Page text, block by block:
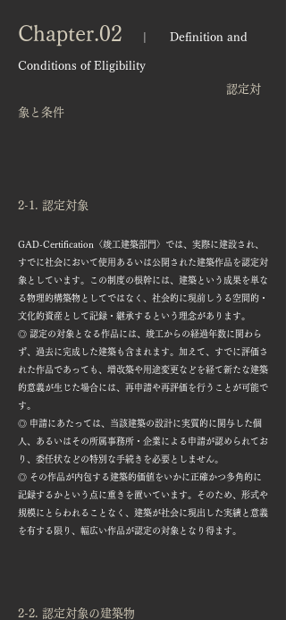
Chapter.02 | Definition and
Conditions of Eligibility
認定対
象と条件
2-1. 認定対象
GAD-Certification〈竣工建築部門〉では、実際に建設され、
すでに社会において使用あるいは公開された建築作品を認定対
象としています。この制度の根幹には、建築という成果を単な
る物理的構築物としてではなく、社会的に現前しうる空間的・
文化的資産として記録・継承するという理念があります。
◎ 認定の対象となる作品には、竣工からの経過年数に関わら
ず、過去に完成した建築も含まれます。加えて、すでに評価さ
れた作品であっても、増改築や用途変更などを経て新たな建築
的意義が生じた場合には、再申請や再評価を行うことが可能で
す。
​◎ 申請にあたっては、当該建築の設計に実質的に関与した個
人、あるいはその所属事務所・企業による申請が認められてお
り、委任状などの特別な手続きを必要としません。
​◎ その作品が内包する建築的価値をいかに正確かつ多角的に
記録するかという点に重きを置いています。そのため、形式や
規模にとらわれることなく、建築が社会に現出した実績と意義
を有する限り、幅広い作品が認定の対象となり得ます。
2-2. 認定対象の建築物